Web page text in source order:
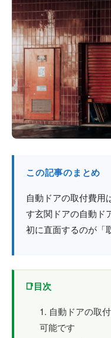
工場・倉庫
防火戸
千葉
埼玉
茨城
栃木
群馬
製品比較
用語集
コラム
最新情報
個人のお客様へ
法人のお客様へ
この記事のまとめ
自動ドアの取付費用
す玄関ドアの自動ド
初に直面するのが「
目次
自動ドアの取
可能です